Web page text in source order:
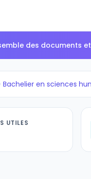
des documents
UTILES